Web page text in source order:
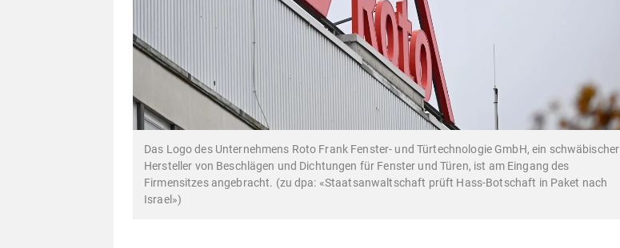
Das Logo des Unternehmens Roto Frank Fenster- und Türtechnologie GmbH, ein schwäbischer
Hersteller von Beschlägen und Dichtungen für Fenster und Türen, ist am Eingang des
Firmensitzes angebracht. (zu dpa: «Staatsanwaltschaft prüft Hass-Botschaft in Paket nach
Israel»)